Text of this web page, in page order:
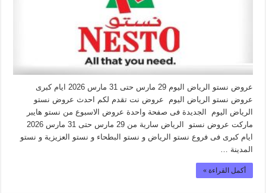
عروض نستو الرياض اليوم 29 مارس حتى 31 مارس 2026 ايام كبرى
عروض نستو الرياض اليوم عروض نت تقدم لكم احدث عروض نستو
الرياض اليوم الجديدة فى صفحة واحدة عروض الاسبوع من نستو هايبر
ماركت عروض نستو الرياض سارية من 29 مارس حتى 31 مارس 2026
ايام كبرى فى فروع نستو الرياض و نستو البطحاء و نستو العزيزية و نستو
المدينة …
أكمل القراءة »